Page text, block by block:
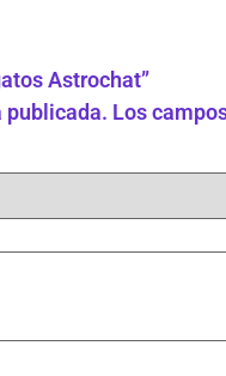
Astrochat”
publicada. Los